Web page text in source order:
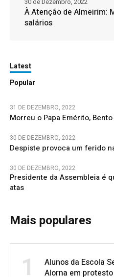
À Atenção de Almeirim:
salários
Latest
Popular
31 DE DEZEMBRO, 2022
Morreu o Papa Emérito, Bento
30 DE DEZEMBRO, 2022
Despiste provoca um ferido
30 DE DEZEMBRO, 2022
Presidente da Assembleia é
atas
Mais populares
1
Alunos da Escola
Alorna em protesto